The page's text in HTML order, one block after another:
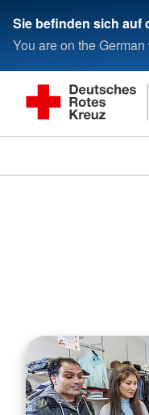
Sie befinden sich auf
You are on the